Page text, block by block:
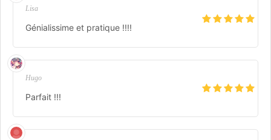
Lisa
Génialissime et pratique !!!!
Hugo
Parfait !!!